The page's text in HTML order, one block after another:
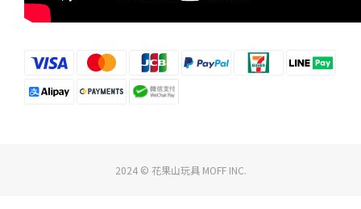
2024 © 花果山玩具 MOFF INC.